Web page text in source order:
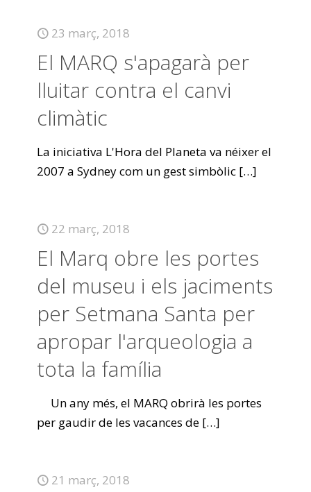
23 març, 2018
El MARQ s'apagarà per
lluitar contra el canvi
climàtic
La iniciativa L'Hora del Planeta va néixer el
2007 a Sydney com un gest simbòlic […]
22 març, 2018
El Marq obre les portes
del museu i els jaciments
per Setmana Santa per
apropar l'arqueologia a
tota la família
Un any més, el MARQ obrirà les portes
per gaudir de les vacances de […]
21 març, 2018